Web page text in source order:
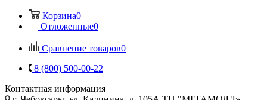
Корзина0
Отложенные0
Сравнение товаров0
8 (800) 500-00-22
Контактная информация